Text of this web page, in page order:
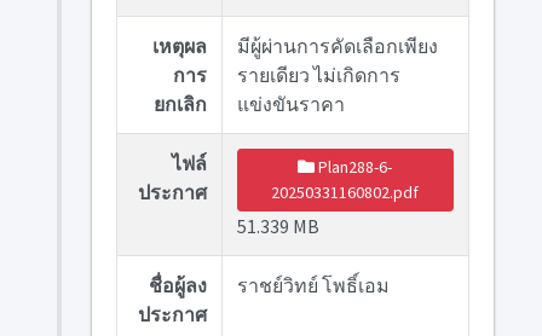
เหตุผล
การ
ยกเลิก
มีผู้ผ่านการคัดเลือกเพียง
รายเดียว ไม่เกิดการ
แข่งขันราคา
ไฟล์
ประกาศ
Plan288-6-
20250331160802.pdf
51.339 MB
ชื่อผู้ลง
ประกาศ
ราชย์วิทย์ โพธิ์เอม